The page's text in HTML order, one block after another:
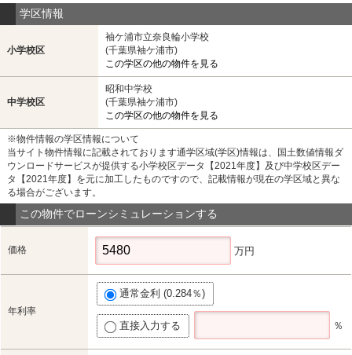
学区情報
小学校区
袖ケ浦市立奈良輪小学校
(千葉県袖ケ浦市)
この学区の他の物件を見る
中学校区
昭和中学校
(千葉県袖ケ浦市)
この学区の他の物件を見る
※物件情報の学区情報について
当サイト物件情報に記載されております通学区域(学区)情報は、国土数値情報ダ
ウンロードサービスが提供する小学校区データ【2021年度】及び中学校区デー
タ【2021年度】を元に加工したものですので、記載情報が現在の学区域と異な
る場合がございます。
この物件でローンシミュレーションする
価格 万円
年利率
通常金利 (0.284％)
直接入力する ％